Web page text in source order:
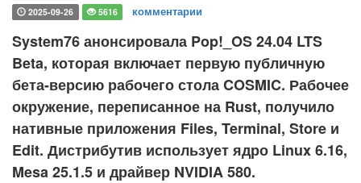
2025-09-26 5616 комментарии
System76 анонсировала Pop!_OS 24.04 LTS
Beta, которая включает первую публичную
бета-версию рабочего стола COSMIC. Рабочее
окружение, переписанное на Rust, получило
нативные приложения Files, Terminal, Store и
Edit. Дистрибутив использует ядро Linux 6.16,
Mesa 25.1.5 и драйвер NVIDIA 580.